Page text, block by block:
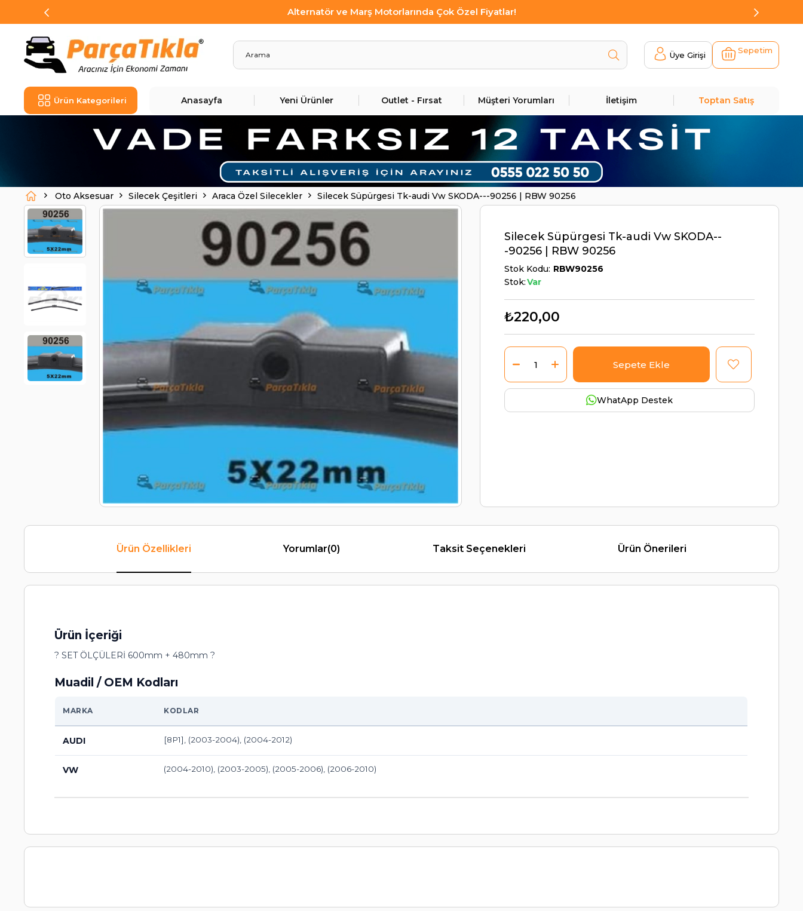
Alternatör ve Marş Motorlarında Çok Özel Fiyatlar!
Üye Girişi Sepetim
Ürün Kategorileri Anasayfa Yeni Ürünler Outlet - Fırsat Müşteri Yorumları İletişim Toptan Satış
Oto Aksesuar Silecek Çeşitleri Araca Özel Silecekler Silecek Süpürgesi Tk-audi Vw SKODA---90256 | RBW 90256
Silecek Süpürgesi Tk-audi Vw SKODA--
-90256 | RBW 90256
Stok Kodu RBW90256
Stok:Var
₺220,00
WhatApp Destek
Ürün Özellikleri Yorumlar(0) Taksit Seçenekleri Ürün Önerileri
Ürün İçeriği
? SET ÖLÇÜLERİ 600mm + 480mm ?
Muadil / OEM Kodları
MARKA KODLAR
AUDI [8P1], (2003-2004), (2004-2012)
VW (2004-2010), (2003-2005), (2005-2006), (2006-2010)